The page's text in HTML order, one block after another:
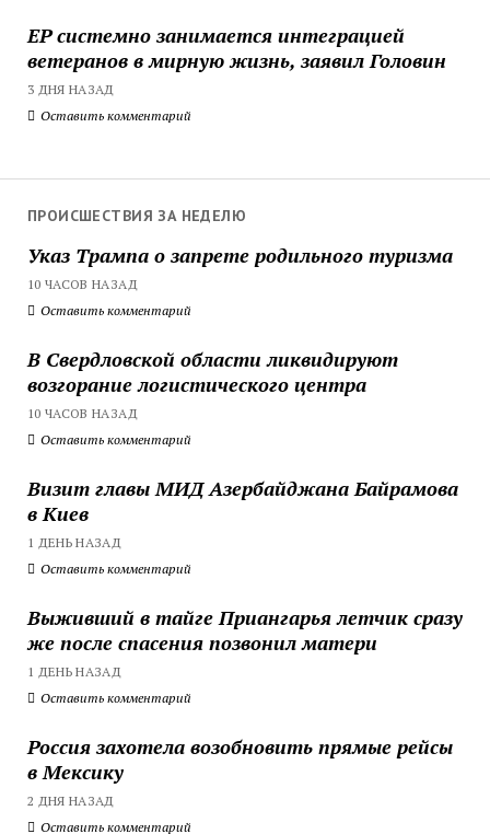
ЕР системно занимается интеграцией
ветеранов в мирную жизнь, заявил Головин
3 ДНЯ НАЗАД
Оставить комментарий
ПРОИСШЕСТВИЯ ЗА НЕДЕЛЮ
Указ Трампа о запрете родильного туризма
10 ЧАСОВ НАЗАД
Оставить комментарий
В Свердловской области ликвидируют
возгорание логистического центра
10 ЧАСОВ НАЗАД
Оставить комментарий
Визит главы МИД Азербайджана Байрамова
в Киев
1 ДЕНЬ НАЗАД
Оставить комментарий
Выживший в тайге Приангарья летчик сразу
же после спасения позвонил матери
1 ДЕНЬ НАЗАД
Оставить комментарий
Россия захотела возобновить прямые рейсы
в Мексику
2 ДНЯ НАЗАД
Оставить комментарий